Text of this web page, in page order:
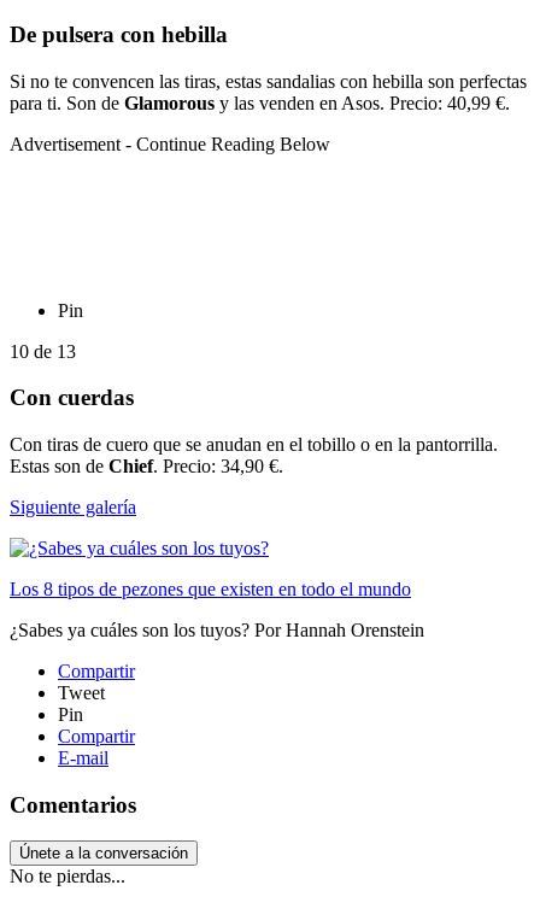
De pulsera con hebilla
Si no te convencen las tiras, estas sandalias con hebilla son perfectas
para ti. Son de Glamorous y las venden en Asos. Precio: 40,99 €.
Advertisement - Continue Reading Below
Pin
10 de 13
Con cuerdas
Con tiras de cuero que se anudan en el tobillo o en la pantorrilla.
Estas son de Chief. Precio: 34,90 €.
Siguiente galería
Los 8 tipos de pezones que existen en todo el mundo
¿Sabes ya cuáles son los tuyos? PorHannah Orenstein
Compartir
Tweet
Pin
Compartir
E-mail
Comentarios
Únete a la conversación
No te pierdas...